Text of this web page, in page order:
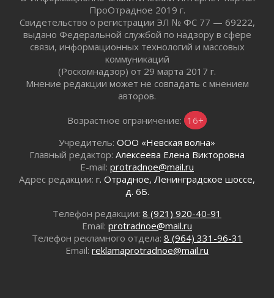
Пик топливного кризиса в Ленинградской
области прошёл
29 июля 2026
Ленобласть вошла в двадцатку лидеров по
освещению нацпроектов в СМИ
29 июля 2026
Легкоатлеты Ленинградской области вошли в
пятерку сильнейших на Первенстве России
29 июля 2026
инсценировала пожар после кражи почти
полумиллиона рублей
С помощью камер в Ленобласти выписали
штрафов на 17 миллионов рублей за сброс
мусора
Региональная сеть контейнерных площадок
Ленобласти пополнится еще 300 объектами к
ПроОтрадное 2019 г.
Свидетельство о регистрации ЭЛ № ФС 77 — 69222,
выдано Федеральной службой по надзору в сфере
связи, информационных технологий и массовых
коммуникаций
(Роскомнадзор) от 29 марта 2017 г.
Мнение редакции может не совпадать с мнением
авторов.
Возрастное ограничение: 16+
Учредитель: ООО «Невская волна»
Главный редактор: Алексеева Елена Викторовна
E-mail: protradnoe@mail.ru
Адрес редакции: г. Отрадное, Ленинградское шоссе,
д. 6Б.
Телефон редакции: 8 (921) 920-40-91
Email: protradnoe@mail.ru
Телефон рекламного отдела: 8 (964) 331-96-31
Email: reklamaprotradnoe@mail.ru